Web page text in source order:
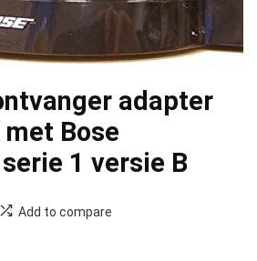
adapter
Bose
1 versie B
Add to compare